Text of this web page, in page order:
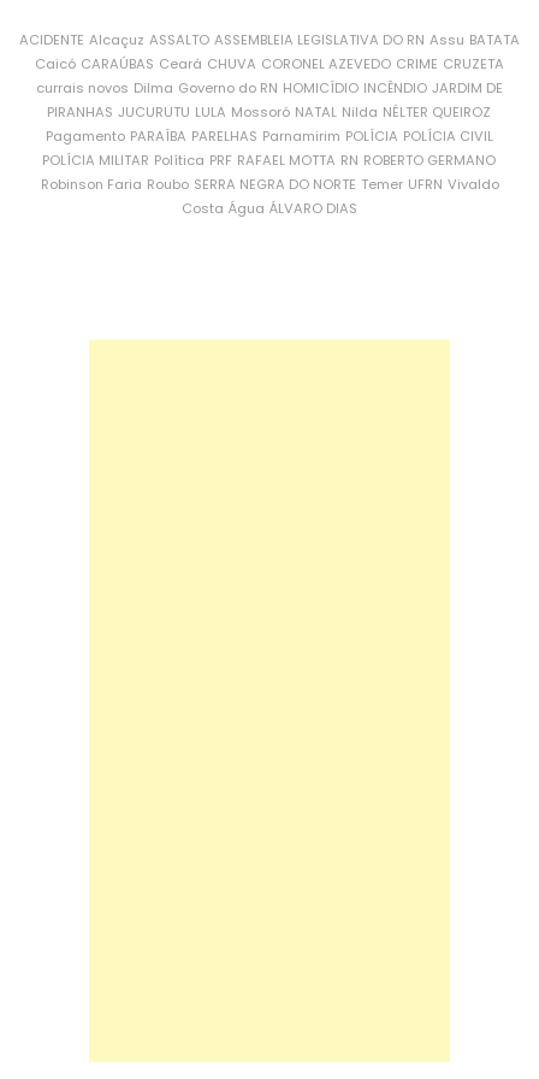
ACIDENTE Alcaçuz ASSALTO ASSEMBLEIA LEGISLATIVA DO RN Assu BATATA
Caicó CARAÚBAS Ceará CHUVA CORONEL AZEVEDO CRIME CRUZETA
currais novos Dilma Governo do RN HOMICÍDIO INCÊNDIO JARDIM DE
PIRANHAS JUCURUTU LULA Mossoró NATAL Nilda NÉLTER QUEIROZ
Pagamento PARAÍBA PARELHAS Parnamirim POLÍCIA POLÍCIA CIVIL
POLÍCIA MILITAR Política PRF RAFAEL MOTTA RN ROBERTO GERMANO
Robinson Faria Roubo SERRA NEGRA DO NORTE Temer UFRN Vivaldo
Costa Água ÁLVARO DIAS